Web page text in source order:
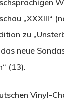
„XXXIII“
zu
neue
(13).
Vinyl-